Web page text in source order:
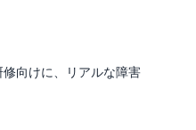
向けに、リアルな障害